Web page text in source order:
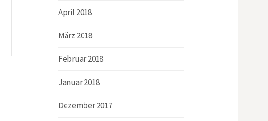
April 2018
März 2018
Februar 2018
Januar 2018
Dezember 2017